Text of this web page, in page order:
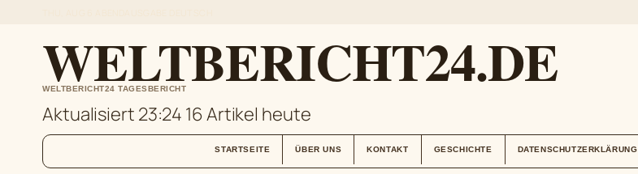
WELTBERICHT24.DE
WELTBERICHT24 TAGESBERICHT
Aktualisiert 23:24 16 Artikel heute
STARTSEITE ÜBER UNS KONTAKT GESCHICHTE DATENSCHUTZERKLÄRUNG